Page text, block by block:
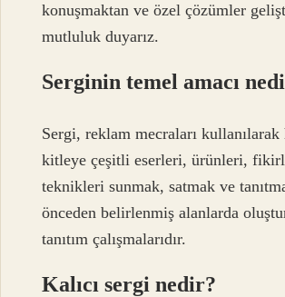
konuşmaktan ve özel çözümler
mutluluk duyarız.
Serginin temel amacı
Sergi, reklam mecraları kullanılarak
kitleye çeşitli eserleri, ürünleri,
teknikleri sunmak, satmak ve
önceden belirlenmiş alanlarda
tanıtım çalışmalarıdır.
Kalıcı sergi nedir?